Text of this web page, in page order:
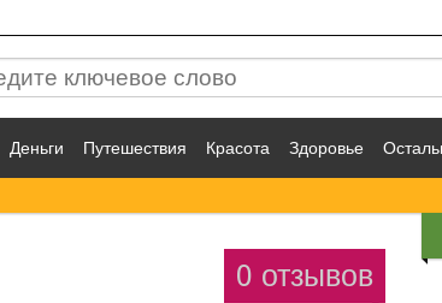
Деньги Путешествия Красота Здоровье
0 отзывов